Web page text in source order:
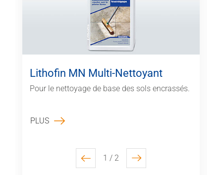
previous
1 / 2 next
Lithofin MN Multi-Nettoyant
Pour le nettoyage de base des sols encrassés.
PLUS